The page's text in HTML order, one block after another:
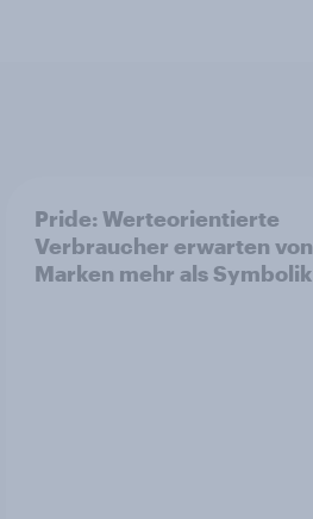
Pride: Werteorientierte
Verbraucher erwarten von
Marken mehr als Symbolik